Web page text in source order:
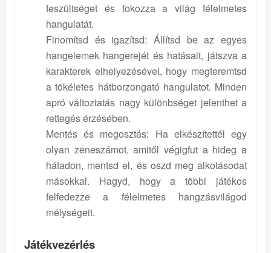
feszültséget és fokozza a világ félelmetes
hangulatát.
Finomítsd és igazítsd: Állítsd be az egyes
hangelemek hangerejét és hatásait, játszva a
karakterek elhelyezésével, hogy megteremtsd
a tökéletes hátborzongató hangulatot. Minden
apró változtatás nagy különbséget jelenthet a
rettegés érzésében.
Mentés és megosztás: Ha elkészítettél egy
olyan zeneszámot, amitől végigfut a hideg a
hátadon, mentsd el, és oszd meg alkotásodat
másokkal. Hagyd, hogy a többi játékos
felfedezze a félelmetes hangzásvilágod
mélységeit.
Játékvezérlés